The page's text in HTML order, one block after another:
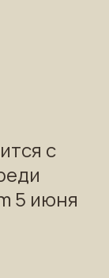
с
5 июня